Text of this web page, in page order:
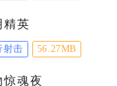
精英
射击 56.27MB
惊魂夜